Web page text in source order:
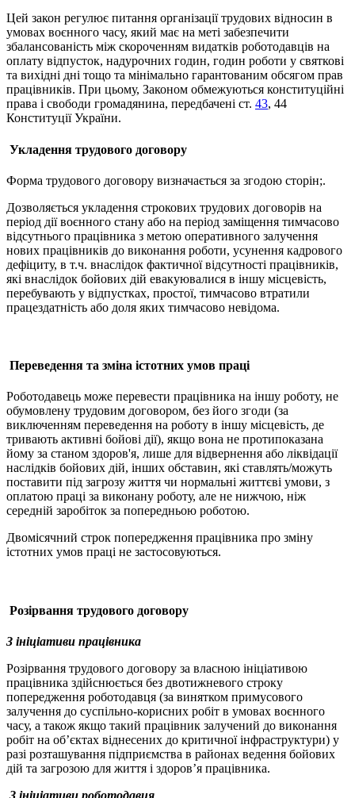
Цей закон регулює питання організації трудових відносин в
умовах воєнного часу, який має на меті забезпечити
збалансованість між скороченням видатків роботодавців на
оплату відпусток, надурочних годин, годин роботи у святкові
та вихідні дні тощо та мінімально гарантованим обсягом прав
працівників. При цьому, Законом обмежуються конституційні
права і свободи громадянина, передбачені ст. 43, 44
Конституції України.
Укладення трудового договору
Форма трудового договору визначається за згодою сторін;.
Дозволяється укладення строкових трудових договорів на
період дії воєнного стану або на період заміщення тимчасово
відсутнього працівника з метою оперативного залучення
нових працівників до виконання роботи, усунення кадрового
дефіциту, в т.ч. внаслідок фактичної відсутності працівників,
які внаслідок бойових дій евакуювалися в іншу місцевість,
перебувають у відпустках, простої, тимчасово втратили
працездатність або доля яких тимчасово невідома.
Переведення та зміна істотних умов праці
Роботодавець може перевести працівника на іншу роботу, не
обумовлену трудовим договором, без його згоди (за
виключенням переведення на роботу в іншу місцевість, де
тривають активні бойові дії), якщо вона не протипоказана
йому за станом здоров'я, лише для відвернення або ліквідації
наслідків бойових дій, інших обставин, які ставлять/можуть
поставити під загрозу життя чи нормальні життєві умови, з
оплатою праці за виконану роботу, але не нижчою, ніж
середній заробіток за попередньою роботою.
Двомісячний строк попередження працівника про зміну
істотних умов праці не застосовуються.
Розірвання трудового договору
З ініціативи працівника
Розірвання трудового договору за власною ініціативою
працівника здійснюється без двотижневого строку
попередження роботодавця (за винятком примусового
залучення до суспільно-корисних робіт в умовах воєнного
часу, а також якщо такий працівник залучений до виконання
робіт на об’єктах віднесених до критичної інфраструктури) у
разі розташування підприємства в районах ведення бойових
дій та загрозою для життя і здоров’я працівника.
З ініціативи роботодавця